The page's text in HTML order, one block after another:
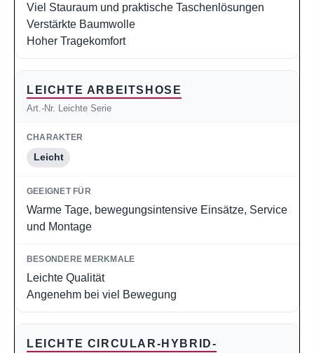
Viel Stauraum und praktische Taschenlösungen
Verstärkte Baumwolle
Hoher Tragekomfort
LEICHTE ARBEITSHOSE
Art.-Nr. Leichte Serie
Leicht
Warme Tage, bewegungsintensive Einsätze, Service
und Montage
Leichte Qualität
Angenehm bei viel Bewegung
LEICHTE CIRCULAR-HYBRID-